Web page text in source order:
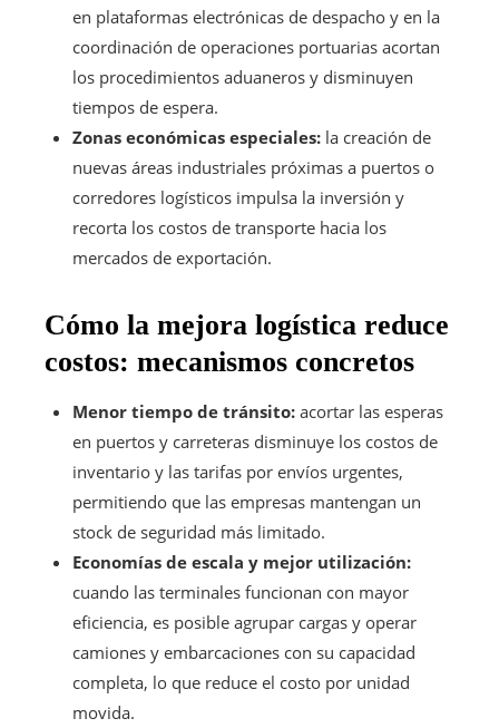
en plataformas electrónicas de despacho y en la
coordinación de operaciones portuarias acortan
los procedimientos aduaneros y disminuyen
tiempos de espera.
Zonas económicas especiales: la creación de
nuevas áreas industriales próximas a puertos o
corredores logísticos impulsa la inversión y
recorta los costos de transporte hacia los
mercados de exportación.
Cómo la mejora logística reduce
costos: mecanismos concretos
Menor tiempo de tránsito: acortar las esperas
en puertos y carreteras disminuye los costos de
inventario y las tarifas por envíos urgentes,
permitiendo que las empresas mantengan un
stock de seguridad más limitado.
Economías de escala y mejor utilización:
cuando las terminales funcionan con mayor
eficiencia, es posible agrupar cargas y operar
camiones y embarcaciones con su capacidad
completa, lo que reduce el costo por unidad
movida.